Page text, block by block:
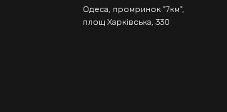
Одеса, промринок "7км",
площ Харківська, 330